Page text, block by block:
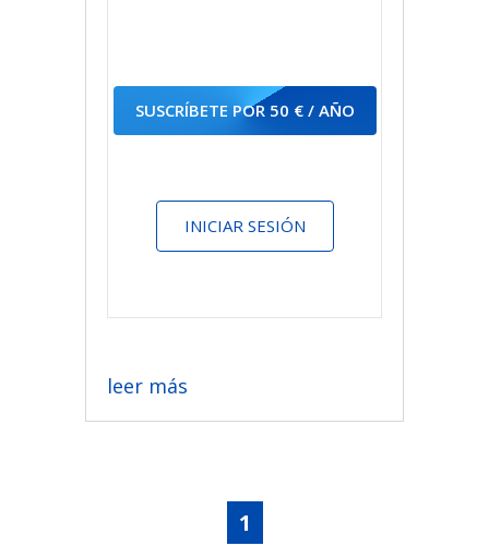
SUSCRÍBETE POR 50 € / AÑO
INICIAR SESIÓN
leer más
1